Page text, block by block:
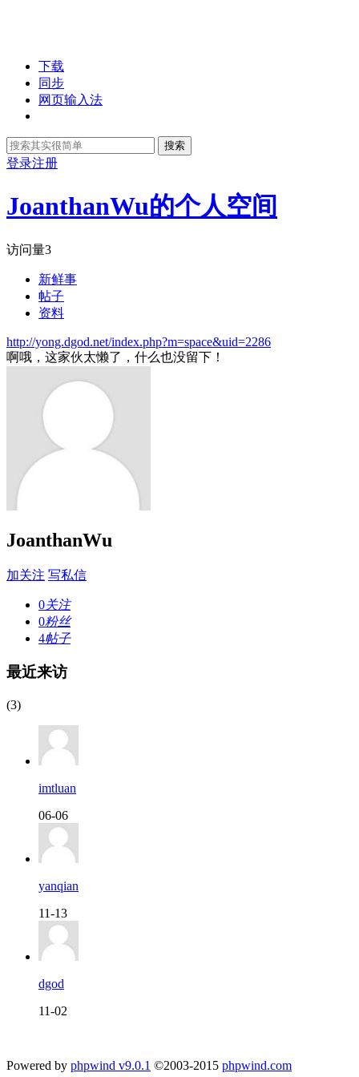
下载
同步
网页输入法
搜索
登录注册
JoanthanWu的个人空间
访问量3
新鲜事
帖子
资料
http://yong.dgod.net/index.php?m=space&uid=2286
啊哦，这家伙太懒了，什么也没留下！
JoanthanWu
加关注 写私信
0关注
0粉丝
4帖子
最近来访
(3)
imtluan
06-06
yanqian
11-13
dgod
11-02
Powered by phpwind v9.0.1 ©2003-2015 phpwind.com